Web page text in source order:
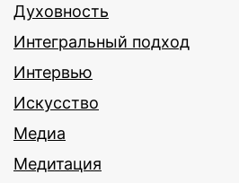
Духовность
Интегральный подход
Интервью
Искусство
Медиа
Медитация